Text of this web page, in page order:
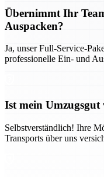
Übernimmt Ihr
Auspacken?
Ja, unser Full-Service-
professionelle Ein- und
Ist mein Umzugsgut
Selbstverständlich! Ihre
Transports über uns